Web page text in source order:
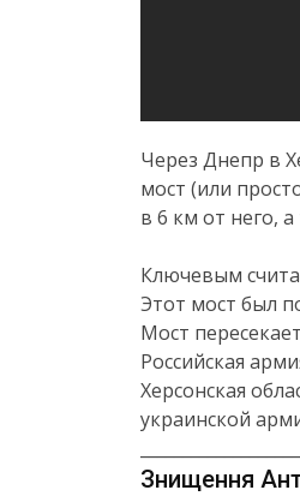
Через Днепр в
мост (или
в 6 км от него,
Ключевым
Этот мост был
Мост
Российская
Херсонская
украинской
Знищення